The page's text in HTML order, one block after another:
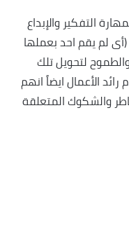
التفكير والإبداع
لم يقم احد بعملها
لتحويل تلك
الأعمال ايضاً انهم
والشكوك المتعلقة